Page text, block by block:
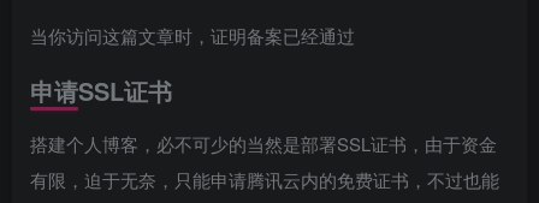
当你访问这篇文章时，证明备案已经通过
申请SSL证书
搭建个人博客，必不可少的当然是部署SSL证书，由于资金
有限，迫于无奈，只能申请腾讯云内的免费证书，不过也能